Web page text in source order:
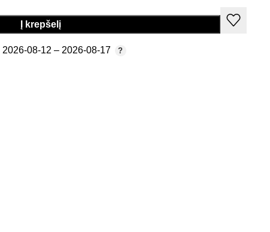
Į krepšelį
2026-08-12 – 2026-08-17